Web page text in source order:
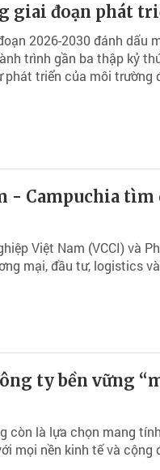
giai đoạn phát
2026-2030 đánh dấu
trình gần ba thập kỷ
triển của môi trường
- Campuchia tìm
Việt Nam (VCCI) và
mại, đầu tư, logistics
ty bền vững
còn là lựa chọn mang
mọi nền kinh tế và cộng